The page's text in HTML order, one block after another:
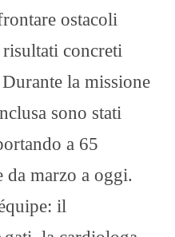
ostacoli
concreti
la missione
sono stati
a 65
da marzo a oggi.
il